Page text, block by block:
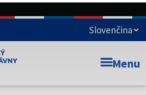
stránka Prešovského
Menu